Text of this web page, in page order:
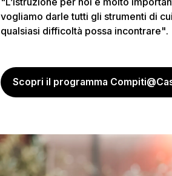
vogliamo darle tutti gli strumenti di
qualsiasi difficoltà possa incontrare".
Scopri il programma